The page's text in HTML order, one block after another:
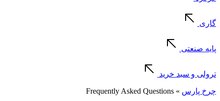
گاری
پایه صنعتی
ترولی و سبد خرید
چرخ پارس »
Frequently Asked Questions